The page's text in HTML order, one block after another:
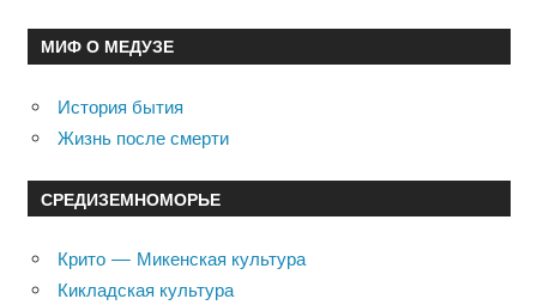
МИФ О МЕДУЗЕ
История бытия
Жизнь после смерти
СРЕДИЗЕМНОМОРЬЕ
Крито — Микенская культура
Кикладская культура